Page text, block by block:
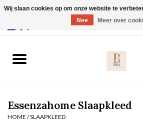
Slip
Essenzahome Slaapkleed
HOME /SLAAPKLEED
Wij slaan cookies op om onze website te
Nee
Meer over
Webshop werkt met EU